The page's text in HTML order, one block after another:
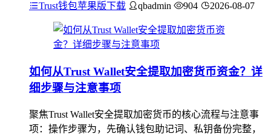
Trust钱包苹果版下载 qbadmin 904 2026-08-07
如何从Trust Wallet安全提取加密货币资金？详
细步骤与注意事项
聚焦Trust Wallet安全提取加密货币的核心流程与注意事
项：操作步骤为，先确认钱包助记词、私钥备份完整，